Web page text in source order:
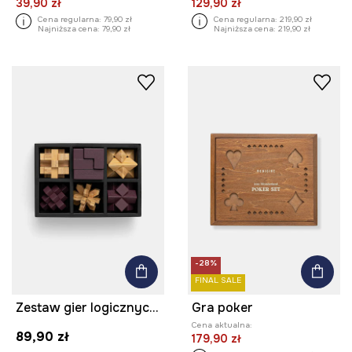
39,90 zł
Cena regularna: 79,90 zł
Najniższa cena: 79,90 zł
129,90 zł
Cena regularna: 219,90 zł
Najniższa cena: 219,90 zł
Zestaw gier logicznych drewniany
89,90 zł
-28%
FINAL SALE
Gra poker
Cena aktualna:
179,90 zł